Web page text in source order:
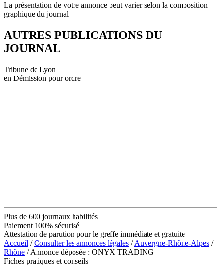
La présentation de votre annonce peut varier selon la composition
graphique du journal
AUTRES PUBLICATIONS DU
JOURNAL
Tribune de Lyon
en Démission pour ordre
Plus de 600 journaux habilités
Paiement 100% sécurisé
Attestation de parution pour le greffe immédiate et gratuite
Accueil /Consulter les annonces légales /Auvergne-Rhône-Alpes /
Rhône / Annonce déposée : ONYX TRADING
Fiches pratiques et conseils